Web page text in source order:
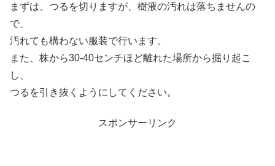
まずは、つるを切りますが、樹液の汚れは落ちませんの
で、
汚れても構わない服装で行います。
また、株から30-40センチほど離れた場所から掘り起こ
し、
つるを引き抜くようにしてください。
スポンサーリンク